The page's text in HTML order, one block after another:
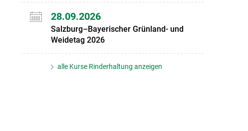
28.09.2026
Salzburg–Bayerischer Grünland- und
Weidetag 2026
alle Kurse Rinderhaltung anzeigen